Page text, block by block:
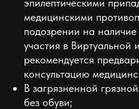
эпилептическими
медицинскими
подозрении на
участия в Виртуальной
рекомендуется
консультацию
В загрязненной
без обуви;